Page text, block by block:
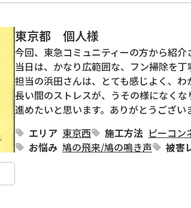
東京都 個人様
今回、東急コミュニティーの方から紹介
当日は、かなり広範囲な、フン掃除を
担当の浜田さんは、とても感じよく、わ
長い間のストレスが、うその様になく
進めたいと思います。ありがとうござい
エリア 東京西 施工方法 ピーコン
お悩み 鳩の飛来/鳩の鳴き声 被害